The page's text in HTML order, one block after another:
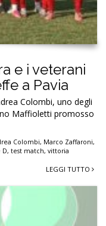
e i veterani
a Pavia
Colombi, uno degli
Maffioletti promosso
Colombi, Marco Zaffaroni,
D, test match, vittoria
LEGGI TUTTO